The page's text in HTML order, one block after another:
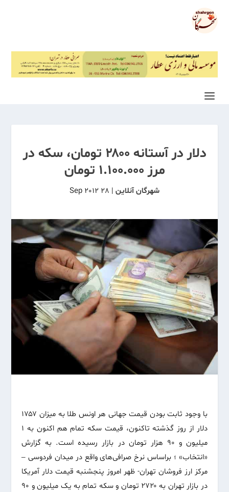
دلار در آستانه ۲۸۰۰ تومان، سکه در
مرز ۱.۱۰۰.۰۰۰ تومان
شهرگان آنلاین |
28 Sep 2012
با وجود ثابت بودن قیمت جهانی هر اونس طلا به میزان ۱۷۵۷
دلار از روز گذشته تاکنون، قیمت سکه تمام هم اکنون به ۱
میلیون و ۹۰ هزار تومان در بازار رسیده است. به گزارش
«انتخاب» ؛ براساس نرخ صرافی‌های واقع در میدان فردوسی –
مرکز ارز فروشان تهران- ظهر امروز پنجشنبه قیمت دلار آمریکا
در بازار تهران به ۲۷۲۰ تومان و سکه تمام به یک میلیون و ۹۰